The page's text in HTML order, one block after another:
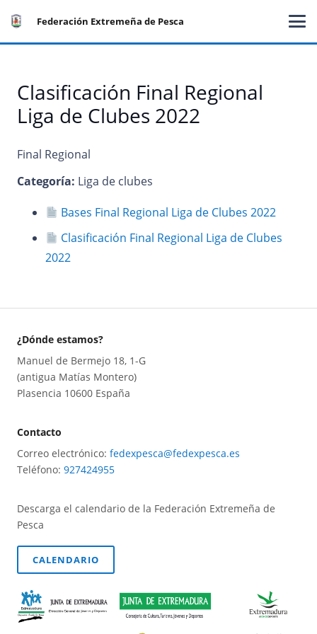
Federación Extremeña de Pesca
Clasificación Final Regional
Liga de Clubes 2022
Final Regional
Categoría: Liga de clubes
Bases Final Regional Liga de Clubes 2022
Clasificación Final Regional Liga de Clubes
2022
¿Dónde estamos?
Manuel de Bermejo 18, 1-G
(antigua Matías Montero)
Plasencia 10600 España
Contacto
Correo electrónico: fedexpesca@fedexpesca.es
Teléfono: 927424955
Descarga el calendario de la Federación Extremeña de
Pesca
CALENDARIO